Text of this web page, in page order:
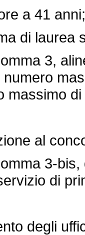
a 41 anni;
di laurea
3,
numero
massimo
al
3-
di
degli